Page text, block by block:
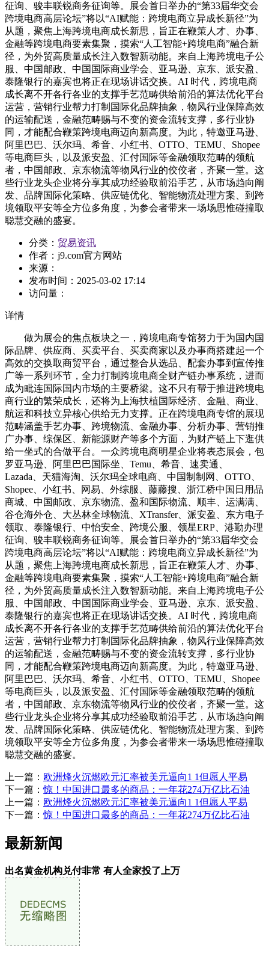
征询、骏丰联锐商务征询等。展会首日举办的“第33届华交会
跨境电商高层论坛”将以“AI赋能：跨境电商立异成长新径”为
从题，聚焦上海跨境电商成长新思，旨正在鞭策人才、办事、
金融等跨境电商要素集聚，摸索“人工智能+跨境电商”融合新
径，为外贸高质量成长注入数智新动能。来自上海跨境电子公
服、中国邮政、中国国际商业学会、亚马逊、京东、派安盈、
泰隆银行的嘉宾也将正在现场讲话交换。AI 时代，跨境电商
成长离不开各行各业的支撑手艺范畴供给前沿的算法优化平台
运营，营销行业帮力打制国际化品牌抽象，物风行业保障高效
的运输配送，金融范畴赐与不变的资金流转支撑，多行业协
同，才能配合鞭策跨境电商迈向新高度。为此，特邀亚马逊、
阿里巴巴、沃尔玛、希音、小红书、OTTO、TEMU、Shopee
等电商巨头，以及派安盈、汇付国际等金融领取范畴的领航
者，中国邮政、京东物流等物风行业的佼佼者，齐聚一堂。这
些行业龙头企业将分享其成功经验取前沿手艺，从市场趋向阐
发、品牌国际化策略、供应链优化、智能物流处理方案、到跨
境领取平安等全方位多角度，为参会者带来一场场思惟碰撞取
聪慧交融的盛宴。
分类： 贸易资讯
作者： j9.com官方网站
来源：
发布时间： 2025-03-02 17:14
访问量：
详情
做为展会的焦点板块之一，跨境电商专馆努力于为国内国
际品牌、供应商、买卖平台、买卖商家以及办事商搭建起一个
高效的交换取商贸平台，通过整合从选品、配套办事到宣传推
广等一系列环节，全力打制跨境电商全财产链办事系统，进而
成为毗连国际国内市场的主要桥梁。这不只有帮于推进跨境电
商行业的繁荣成长，还将为上海扶植国际经济、金融、商业、
航运和科技立异核心供给无力支撑。正在跨境电商专馆的展现
范畴涵盖手艺办事、跨境物流、金融办事、分析办事、营销推
广办事、综保区、新能源财产等多个方面，为财产链上下逛供
给一坐式的合做平台。一众跨境电商明星企业将表态展会，包
罗亚马逊、阿里巴巴国际坐、Temu、希音、速卖通、
Lazada、天猫海淘、沃尔玛全球电商、中国制制网、OTTO、
Shopee、小红书、网易、外综服、藤藤搜、浙江桥中国日用品
商城、中国邮政、京东物流、盈和国际物流、顺丰、运满满、
谷仓海外仓、大丛林全球物流、XTransfer、派安盈、东方电子
领取、泰隆银行、中怡安全、跨境公服、领星ERP、港勤办理
征询、骏丰联锐商务征询等。展会首日举办的“第33届华交会
跨境电商高层论坛”将以“AI赋能：跨境电商立异成长新径”为
从题，聚焦上海跨境电商成长新思，旨正在鞭策人才、办事、
金融等跨境电商要素集聚，摸索“人工智能+跨境电商”融合新
径，为外贸高质量成长注入数智新动能。来自上海跨境电子公
服、中国邮政、中国国际商业学会、亚马逊、京东、派安盈、
泰隆银行的嘉宾也将正在现场讲话交换。AI 时代，跨境电商
成长离不开各行各业的支撑手艺范畴供给前沿的算法优化平台
运营，营销行业帮力打制国际化品牌抽象，物风行业保障高效
的运输配送，金融范畴赐与不变的资金流转支撑，多行业协
同，才能配合鞭策跨境电商迈向新高度。为此，特邀亚马逊、
阿里巴巴、沃尔玛、希音、小红书、OTTO、TEMU、Shopee
等电商巨头，以及派安盈、汇付国际等金融领取范畴的领航
者，中国邮政、京东物流等物风行业的佼佼者，齐聚一堂。这
些行业龙头企业将分享其成功经验取前沿手艺，从市场趋向阐
发、品牌国际化策略、供应链优化、智能物流处理方案、到跨
境领取平安等全方位多角度，为参会者带来一场场思惟碰撞取
聪慧交融的盛宴。
上一篇： 欧洲烽火沉燃欧元汇率被美元逼向1 1但愿人平易
下一篇：惊！中国进口最多的商品：一年花274万亿比石油
上一篇： 欧洲烽火沉燃欧元汇率被美元逼向1 1但愿人平易
下一篇：惊！中国进口最多的商品：一年花274万亿比石油
最新新闻
出名黄金机构兑付非常 有人全家投了上万